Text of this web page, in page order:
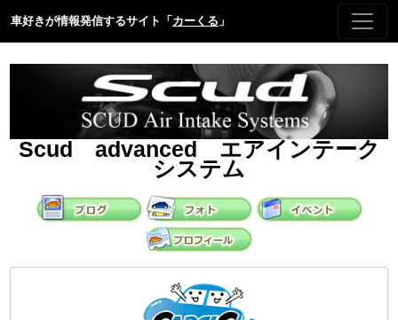
車好きが情報発信するサイト「 カーくる 」
Scud advanced エアインテーク
システム